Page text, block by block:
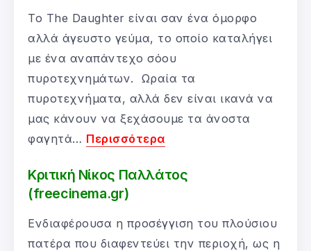
Το The Daughter είναι σαν ένα όμορφο
αλλά άγευστο γεύμα, το οποίο καταλήγει
με ένα αναπάντεχο σόου
πυροτεχνημάτων. Ωραία τα
πυροτεχνήματα, αλλά δεν είναι ικανά να
μας κάνουν να ξεχάσουμε τα άνοστα
φαγητά… Περισσότερα
Κριτική Νίκος Παλλάτος
(freecinema.gr)
Ενδιαφέρουσα η προσέγγιση του πλούσιου
πατέρα που διαφεντεύει την περιοχή, ως η